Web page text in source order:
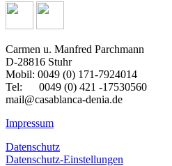
Carmen u. Manfred Parchmann
D-28816 Stuhr
Mobil: 0049 (0) 171-7924014
Tel: 0049 (0) 421 -17530560
mail@casablanca-denia.de
Impressum
Datenschutz
Datenschutz-Einstellungen